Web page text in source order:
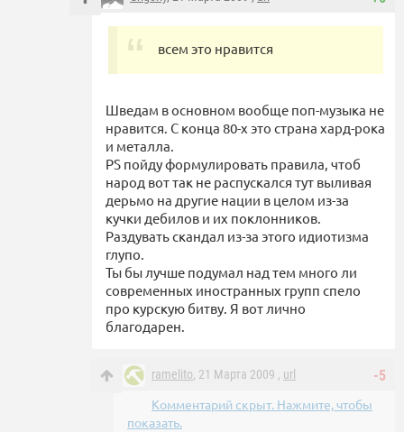
всем это нравится
Шведам в основном вообще поп-музыка не
нравится. С конца 80-х это страна хард-рока
и металла.
PS пойду формулировать правила, чтоб
народ вот так не распускался тут выливая
дерьмо на другие нации в целом из-за
кучки дебилов и их поклонников.
Раздувать скандал из-за этого идиотизма
глупо.
Ты бы лучше подумал над тем много ли
современных иностранных групп спело
про курскую битву. Я вот лично
благодарен.
-5
ramelito, 21 Марта 2009 , url
Комментарий скрыт. Нажмите, чтобы
показать.